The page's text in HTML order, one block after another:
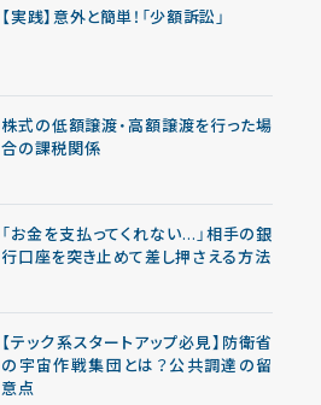
【実践】意外と簡単！「少額訴訟」
株式の低額譲渡・高額譲渡を行った場
合の課税関係
「お金を支払ってくれない…」相手の銀
行口座を突き止めて差し押さえる方法
【テック系スタートアップ必見】防衛省
の宇宙作戦集団とは？公共調達の留
意点